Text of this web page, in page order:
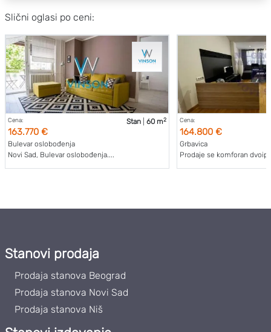
Slični oglasi po ceni:
Cena:
163.770 €
Stan 60 m2
Bulevar oslobođenja
Novi Sad, Bulevar oslobođenja....
Cena:
164.800 €
Grbavica
Prodaje se komforan
Stanovi prodaja
Prodaja stanova Beograd
Prodaja stanova Novi Sad
Prodaja stanova Niš